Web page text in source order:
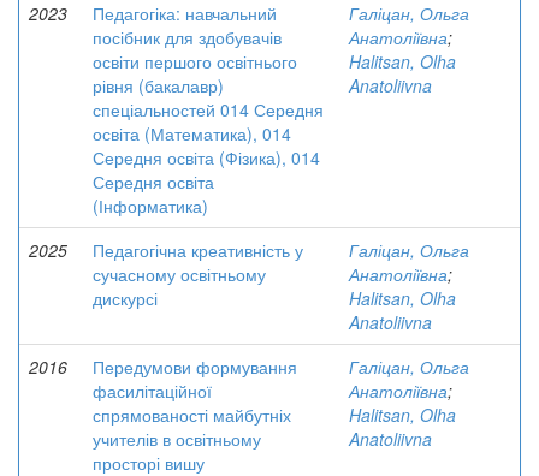
2023
Педагогіка: навчальний
посібник для здобувачів
освіти першого освітнього
рівня (бакалавр)
спеціальностей 014 Середня
освіта (Математика), 014
Середня освіта (Фізика), 014
Середня освіта
(Інформатика)
Галіцан, Ольга
Анатоліївна;
Halitsan, Olha
Anatoliivna
2025
Педагогічна креативність у
сучасному освітньому
дискурсі
Галіцан, Ольга
Анатоліївна;
Halitsan, Olha
Anatoliivna
2016
Передумови формування
фасилітаційної
спрямованості майбутніх
учителів в освітньому
просторі вишу
Галіцан, Ольга
Анатоліївна;
Halitsan, Olha
Anatoliivna